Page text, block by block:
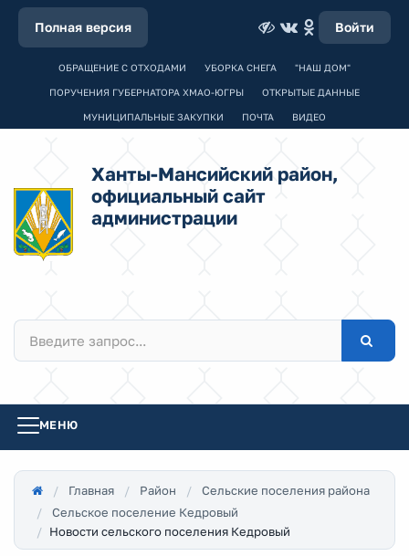
Полная версия Войти
ОБРАЩЕНИЕ С ОТХОДАМИ УБОРКА СНЕГА "НАШ ДОМ"
ПОРУЧЕНИЯ ГУБЕРНАТОРА ХМАО-ЮГРЫ ОТКРЫТЫЕ ДАННЫЕ
МУНИЦИПАЛЬНЫЕ ЗАКУПКИ ПОЧТА ВИДЕО
Ханты-Мансийский район,
официальный сайт
администрации
МЕНЮ
Главная Район
Сельские поселения района
Сельское поселение Кедровый
Новости сельского поселения Кедровый